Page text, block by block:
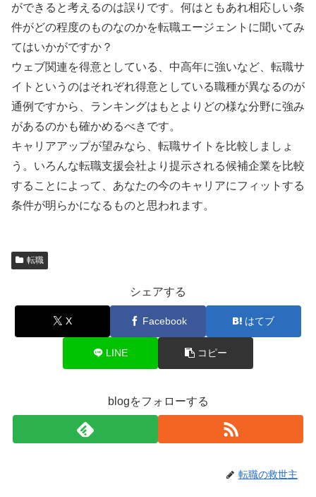
ができると考えるのは誤りです。何はともあれ相応しい条
件がどの程度のものなのかを転職エージェントに聞いてみ
てはいかがですか？
ウェブ関連を得意としている、中高年に強いなど、転職サ
イトというのはそれぞれ得意としている職種が異なるのが
通例ですから、ランキングはもとよりどの様な分野に強み
があるのかも確かめるべきです。
キャリアアップが望みなら、転職サイトを比較しましょ
う。いろんな転職支援会社より提示される候補企業を比較
することによって、あなたの今のキャリアにフィットする
条件が明らかになるものと思われます。
転職
シェアする
X Facebook はてブ
LINE コピー
blogをフォローする
転職の救世主